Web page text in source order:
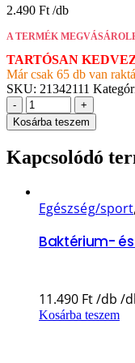
2.490 Ft
A TERMÉK
TARTÓSAN
Már csak 65 db van
SKU: 21342111
-
+
Kosárba teszem
Kapcsolódó
Egészség/sport,
Baktérium-
11.490 Ft
Kosárba teszem